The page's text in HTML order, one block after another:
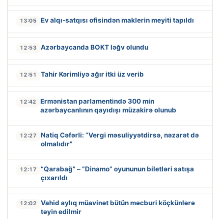
13:05 Ev alqı-satqısı ofisindən maklerin meyiti tapıldı
12:53 Azərbaycanda BOKT ləğv olundu
12:51 Tahir Kərimliyə ağır itki üz verib
12:42
Ermənistan parlamentində 300 min
azərbaycanlının qayıdışı müzakirə olunub
12:27
Natiq Cəfərli: “Vergi məsuliyyətdirsə, nəzarət də
olmalıdır”
12:17
“Qarabağ” – “Dinamo” oyununun biletləri satışa
çıxarıldı
12:02
Vahid aylıq müavinət bütün məcburi köçkünlərə
təyin edilmir